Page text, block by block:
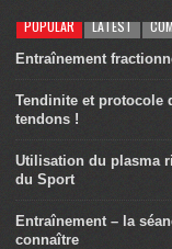
POPULAR LATEST
Entraînement
Tendinite et protocole
tendons !
Utilisation du plasma
du Sport
Entraînement – la
connaître